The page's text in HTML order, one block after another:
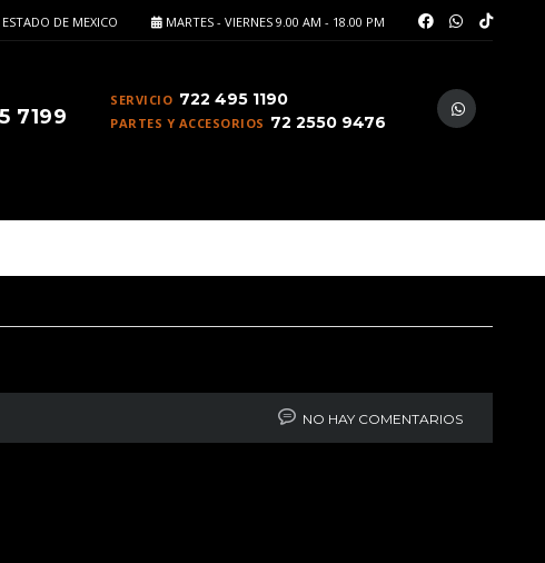
MARTES - VIERNES 9.00 AM - 18.00 PM
DE MEXICO
SERVICIO 722 495 1190
PARTES Y ACCESORIOS 72 2550 9476
7199
NO HAY COMENTARIOS